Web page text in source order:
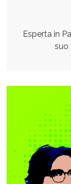
Esperta in
suo